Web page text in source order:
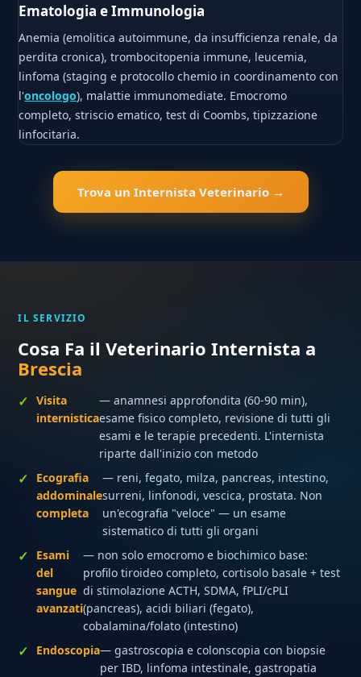
Ematologia e Immunologia
Anemia (emolitica autoimmune, da insufficienza renale, da
perdita cronica), trombocitopenia immune, leucemia,
linfoma (staging e protocollo chemio in coordinamento con
l'oncologo), malattie immunomediate. Emocromo
completo, striscio ematico, test di Coombs, tipizzazione
linfocitaria.
Trova un Internista Veterinario →
IL SERVIZIO
Cosa Fa il Veterinario Internista a
Brescia
Visita
internistica
— anamnesi approfondita (60-90 min),
esame fisico completo, revisione di tutti gli
esami e le terapie precedenti. L'internista
riparte dall'inizio con metodo
Ecografia
addominale
completa
— reni, fegato, milza, pancreas, intestino,
surreni, linfonodi, vescica, prostata. Non
un'ecografia "veloce" — un esame
sistematico di tutti gli organi
Esami
del
sangue
avanzati
— non solo emocromo e biochimico base:
profilo tiroideo completo, cortisolo basale + test
di stimolazione ACTH, SDMA, fPLI/cPLI
(pancreas), acidi biliari (fegato),
cobalamina/folato (intestino)
Endoscopia— gastroscopia e colonscopia con biopsie
per IBD, linfoma intestinale, gastropatia